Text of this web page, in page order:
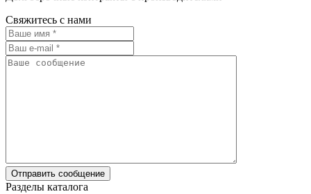
Свяжитесь с нами
Разделы каталога